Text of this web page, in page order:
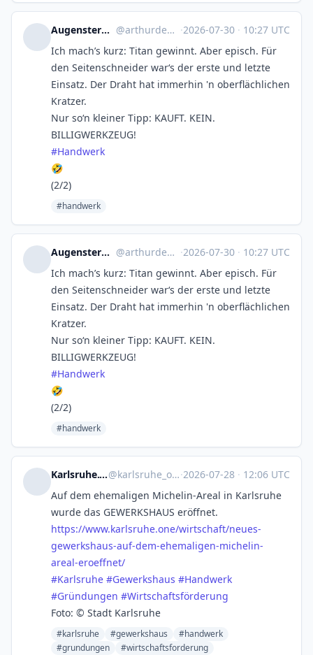
Augenstern 👓 🇪🇺 🇩🇪 🇪🇸 @arthurdent@troet.cafe ·2026-07-30 · 10:27 UTC
Ich mach’s kurz: Titan gewinnt. Aber episch. Für
den Seitenschneider war‘s der erste und letzte
Einsatz. Der Draht hat immerhin 'n oberflächlichen
Kratzer.
Nur so‘n kleiner Tipp: KAUFT. KEIN.
BILLIGWERKZEUG!
#Handwerk
🤣
(2/2)
#handwerk
Augenstern 👓 🇪🇺 🇩🇪 🇪🇸 @arthurdent@troet.cafe ·2026-07-30 · 10:27 UTC
Ich mach’s kurz: Titan gewinnt. Aber episch. Für
den Seitenschneider war‘s der erste und letzte
Einsatz. Der Draht hat immerhin 'n oberflächlichen
Kratzer.
Nur so‘n kleiner Tipp: KAUFT. KEIN.
BILLIGWERKZEUG!
#Handwerk
🤣
(2/2)
#handwerk
Karlsruhe.One auf Mastodon@karlsruhe_one@karlsruhe-social.de ·2026-07-28 · 12:06 UTC
Auf dem ehemaligen Michelin-Areal in Karlsruhe
wurde das GEWERKSHAUS eröffnet.
https://www.karlsruhe.one/wirtschaft/neues-
gewerkshaus-auf-dem-ehemaligen-michelin-
areal-eroeffnet/
#Karlsruhe #Gewerkshaus #Handwerk
#Gründungen #Wirtschaftsförderung
Foto: © Stadt Karlsruhe
#karlsruhe #gewerkshaus
#handwerk
#grundungen
#wirtschaftsforderung